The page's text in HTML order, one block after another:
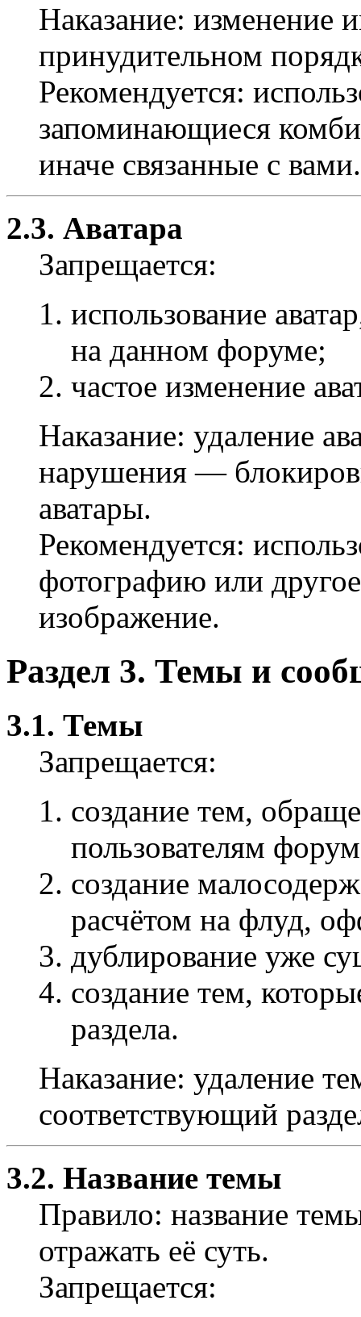
Наказание: изменение
принудительном
Рекомендуется:
запоминающиеся
иначе связанные с вами.
2.3. Аватара
Запрещается:
использование
на данном форуме;
частое изменение
Наказание: удаление
нарушения —
аватары.
Рекомендуется:
фотографию или
изображение.
Раздел 3. Темы и
3.1. Темы
Запрещается:
создание тем,
пользователям
создание
расчётом на флуд,
дублирование уже
создание тем,
раздела.
Наказание: удаление
соответствующий
3.2. Название темы
Правило: название
отражать её суть.
Запрещается: